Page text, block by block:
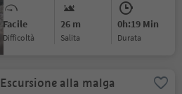
Facile
Difficoltà
26 m
Salita
0h:19 Min
durata
Escursione alla malga